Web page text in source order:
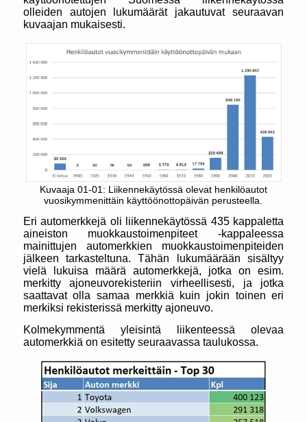
olleiden autojen lukumäärät jakautuvat seuraavan
kuvaajan mukaisesti.
Kuvaaja 01-01: Liikennekäytössä olevat henkilöautot
vuosikymmenittäin käyttöönottopäivän perusteella.
Eri automerkkejä oli liikennekäytössä 435 kappaletta
aineiston muokkaustoimenpiteet -kappaleessa
mainittujen automerkkien muokkaustoimenpiteiden
jälkeen tarkasteltuna. Tähän lukumäärään sisältyy
vielä lukuisa määrä automerkkejä, jotka on esim.
merkitty ajoneuvorekisteriin virheellisesti, ja jotka
saattavat olla samaa merkkiä kuin jokin toinen eri
merkiksi rekisterissä merkitty ajoneuvo.
Kolmekymmentä yleisintä liikenteessä olevaa
automerkkiä on esitetty seuraavassa taulukossa.